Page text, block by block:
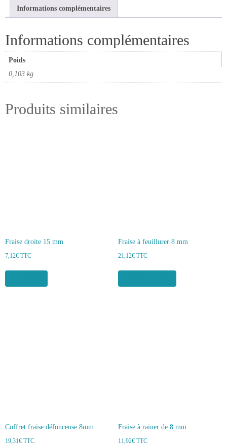
queue
de
Informations complémentaires
Informations complémentaires
Poids
0,103 kg
Produits similaires
Fraise droite 15 mm
7,12€ TTC
Fraise à feuillurer 8 mm
21,12€ TTC
Coffret fraise défonceuse 8mm
19,31€ TTC
Fraise à rainer de 8 mm
11,92€ TTC